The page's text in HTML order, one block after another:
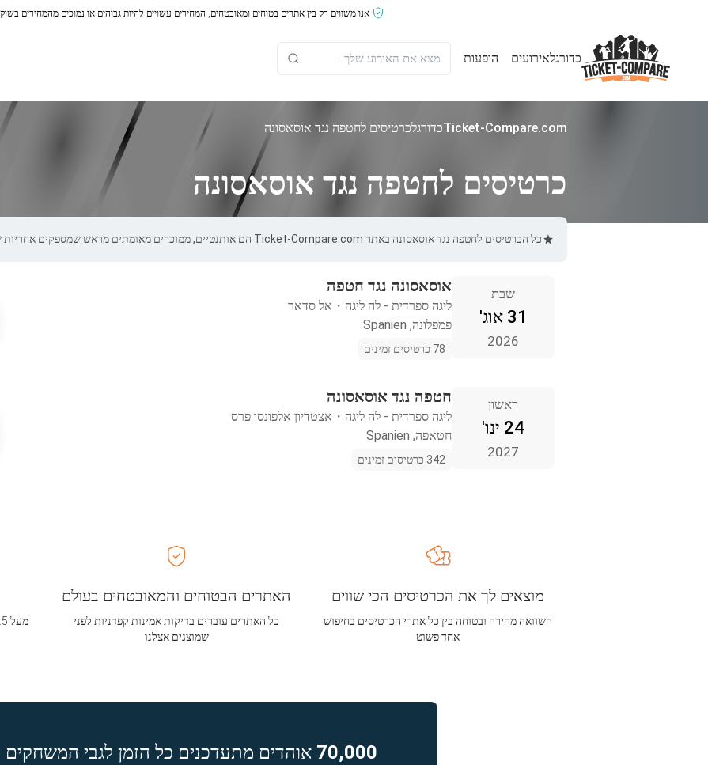
אנו משווים רק בין אתרים בטוחים ומאובטחים, המחירים עשויים להיות גבוהים או נמוכים מהמחירים
כדורגלאירועים הופעות
Ticket-Compare.comכדורגלכרטיסים לחטפה נגד אוסאסונה
כרטיסים לחטפה נגד אוסאסונה
כל הכרטיסים לחטפה נגד אוסאסונה באתר Ticket-Compare.com הם אותנטיים, ממוכרים מאומתים מראש שמספקים אחריות של 100%.
שבת
31 אוג'
2026
אוסאסונה נגד חטפה
ליגה ספרדית - לה ליגה ・ אל סדאר
פמפלונה, Spanien
78 כרטיסים זמינים
ראשון
24 ינו'
2027
חטפה נגד אוסאסונה
ליגה ספרדית - לה ליגה ・ אצטדיון אלפונסו פרס
חטאפה, Spanien
342 כרטיסים זמינים
האתרים הבטוחים והמאובטחים בעולם
כל האתרים עוברים בדיקות אמינות קפדניות לפני
שמוצגים אצלנו
מוצאים לך את הכרטיסים הכי שווים
השוואה מהירה ובטוחה בין כל אתרי הכרטיסים בחיפוש
אחד פשוט
70,000 אוהדים מתעדכנים כל הזמן לגבי המשחקים